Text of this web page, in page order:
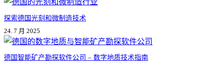
探索德国光刻和微制造技术
24. 7 月 2025
德国智能矿产勘探软件公司 – 数字地质技术指南